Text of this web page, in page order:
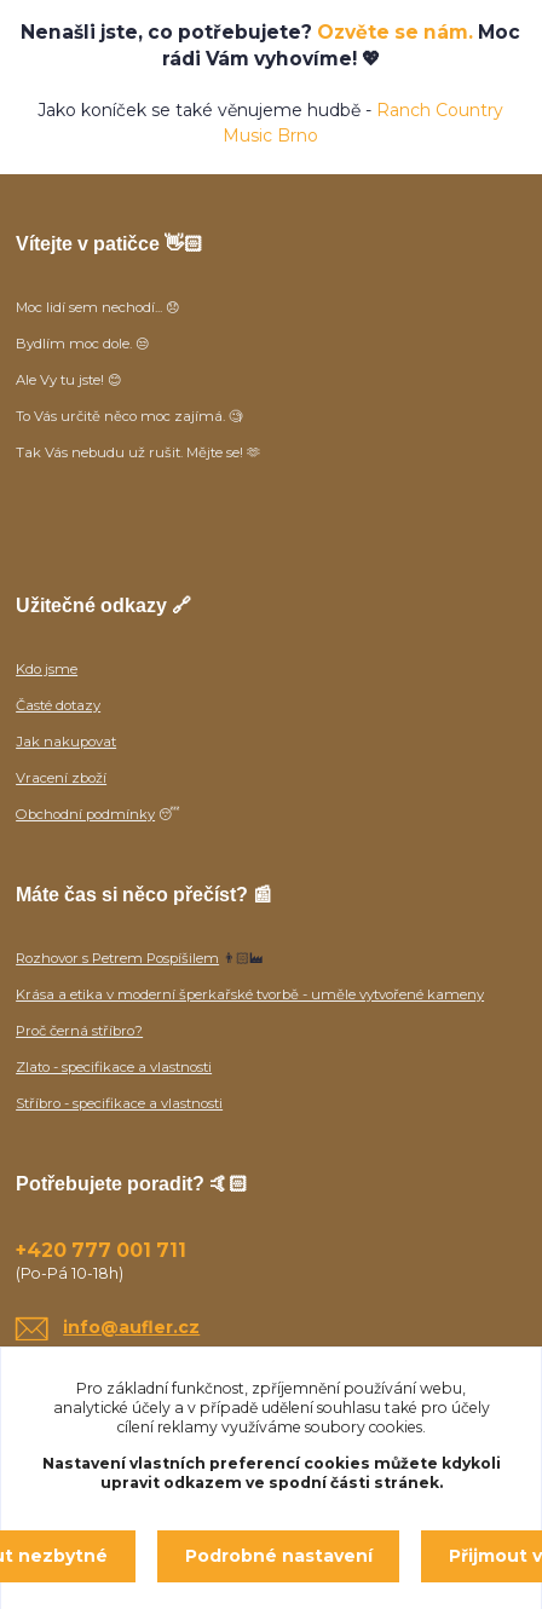
Nenašli jste, co potřebujete? Ozvěte se nám. Moc
rádi Vám vyhovíme! 💖
Jako koníček se také věnujeme hudbě - Ranch Country
Music Brno
Vítejte v patičce 👋🏻
Moc lidí sem nechodí... 😞
Bydlím moc dole. 😒
Ale Vy tu jste! 😊
To Vás určitě něco moc zajímá. 🧐
Tak Vás nebudu už rušit. Mějte se! 🫶
Užitečné odkazy 🔗
Kdo jsme
Časté dotazy
Jak nakupovat
Vracení zboží
Obchodní podmínky 😴
Máte čas si něco přečíst? 📰
Rozhovor s Petrem Pospíšilem 👨🏻‍🏭
Krása a etika v moderní šperkařské tvorbě - uměle vytvořené kameny
Proč černá stříbro?
Zlato - specifikace a vlastnosti
Stříbro - specifikace a vlastnosti
Potřebujete poradit? 🤙🏻
+420 777 001 711
(Po-Pá 10-18h)
info@aufler.cz
© Aufler 2025
Pro základní funkčnost, zpříjemnění používání webu,
analytické účely a v případě udělení souhlasu také pro účely
cílení reklamy využíváme soubory cookies.
Nastavení vlastních preferencí cookies můžete kdykoli
upravit odkazem ve spodní části stránek.
nezbytné Podrobné nastavení Přijmout